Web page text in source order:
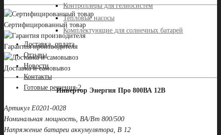
Контроллеры для гелиосистем
Тепловые насосы
Комплектующие для солнечных батарей
Доставка, оплата
Отзывы
Новости
Контакты
Готовые решения-2
Сертифицированный товар
Гарантия производителя
Доставка и самовывоз
Инвертор Энергия Про 800ВА 12В
Артикул Е0201-0028
Номинальная мощность, ВА/Вт 800/500
Напряжение батареи аккумулятора, В 12